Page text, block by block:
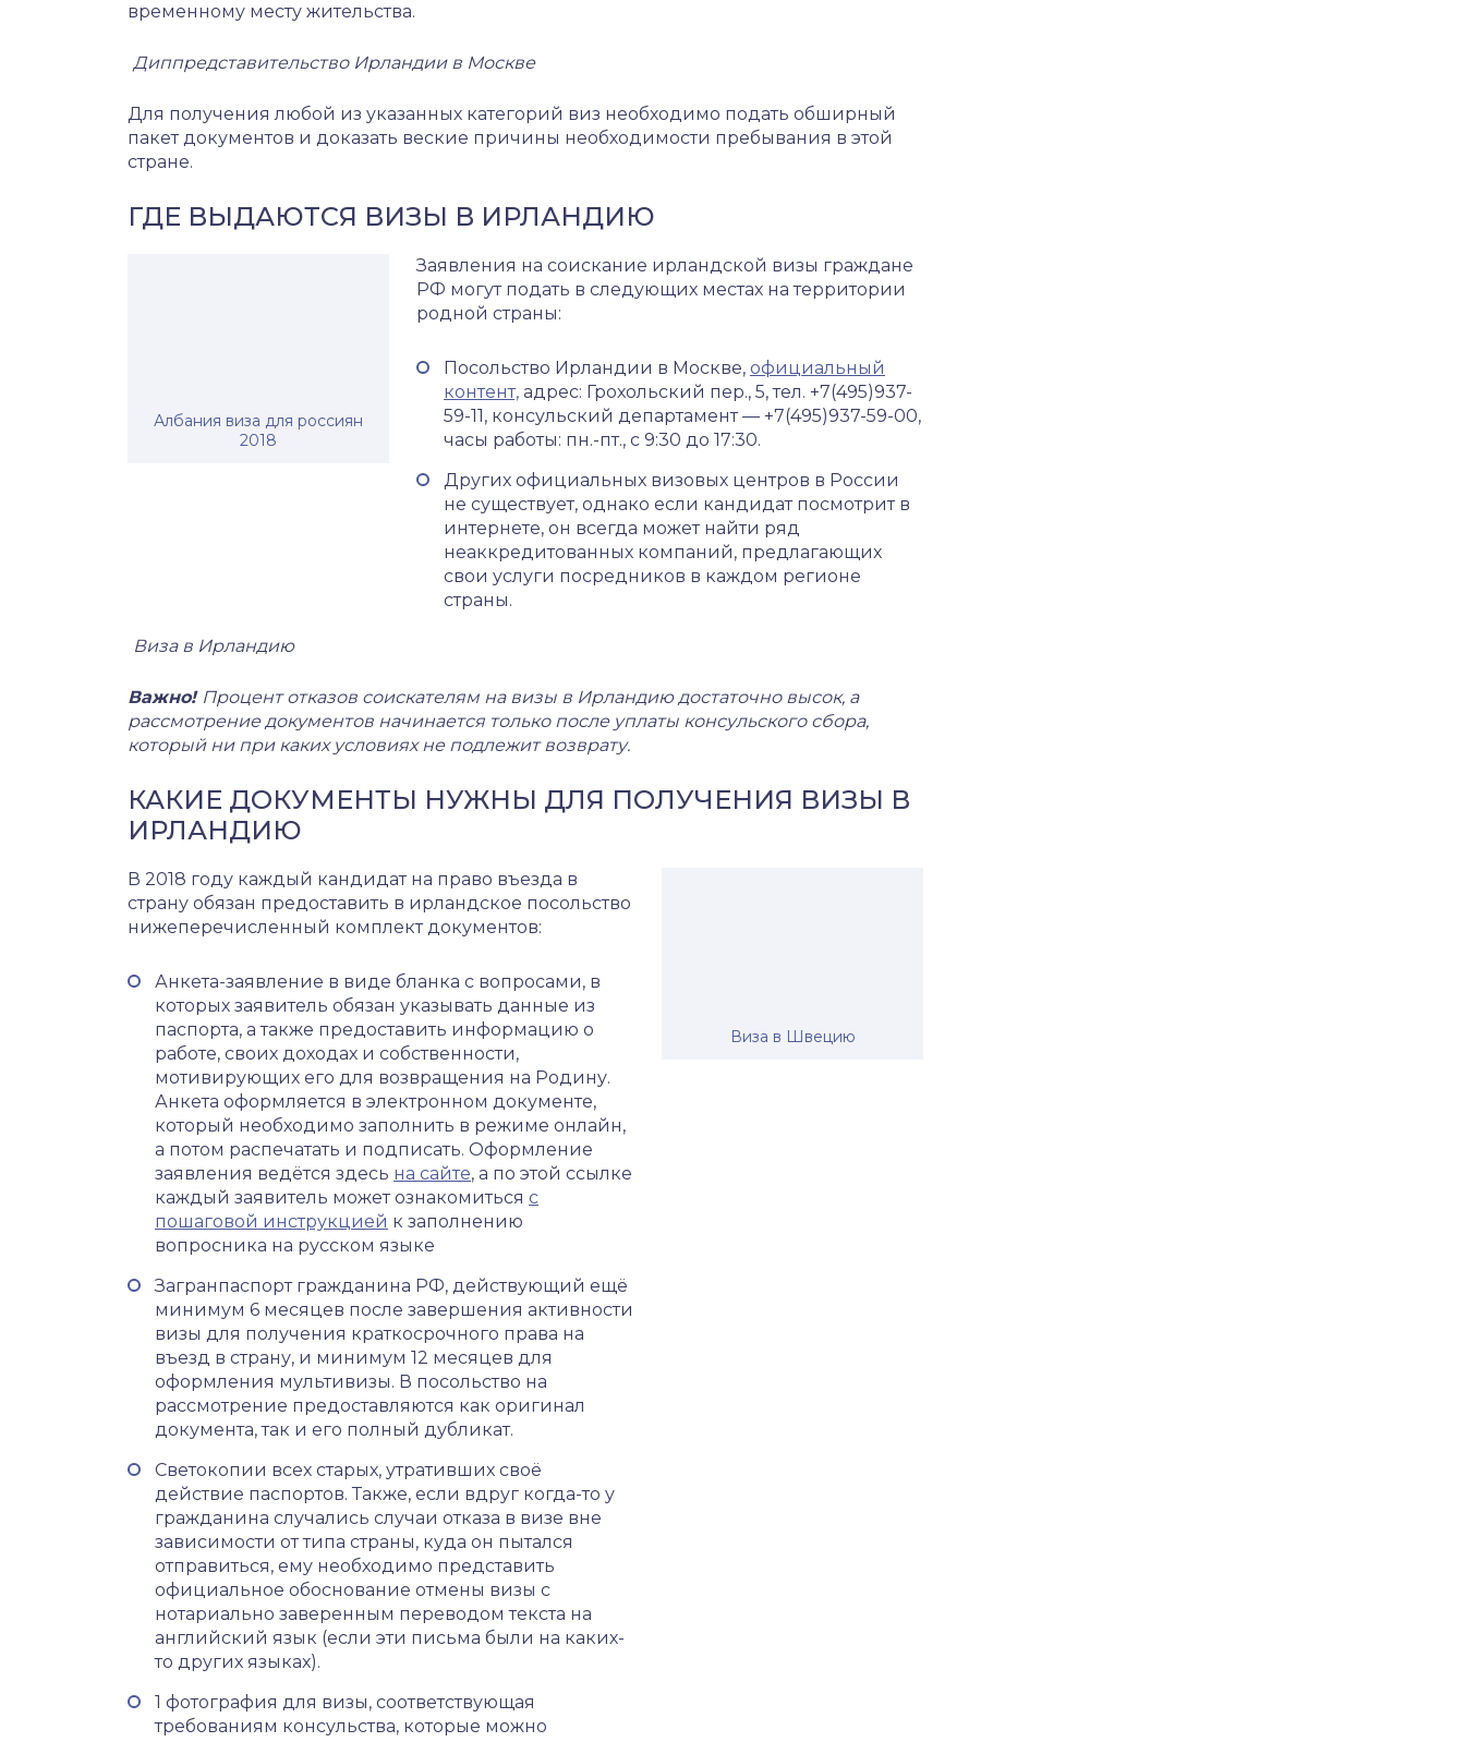
временному месту жительства.
Диппредставительство Ирландии в Москве
Для получения любой из указанных категорий виз необходимо подать обширный
пакет документов и доказать веские причины необходимости пребывания в этой
стране.
ГДЕ ВЫДАЮТСЯ ВИЗЫ В ИРЛАНДИЮ
Албания виза для россиян
2018
Заявления на соискание ирландской визы граждане
РФ могут подать в следующих местах на территории
родной страны:
Посольство Ирландии в Москве, официальный
контент, адрес: Грохольский пер., 5, тел. +7(495)937-
59-11, консульский департамент — +7(495)937-59-00,
часы работы: пн.-пт., с 9:30 до 17:30.
Других официальных визовых центров в России
не существует, однако если кандидат посмотрит в
интернете, он всегда может найти ряд
неаккредитованных компаний, предлагающих
свои услуги посредников в каждом регионе
страны.
Виза в Ирландию
Важно! Процент отказов соискателям на визы в Ирландию достаточно высок, а
рассмотрение документов начинается только после уплаты консульского сбора,
который ни при каких условиях не подлежит возврату.
КАКИЕ ДОКУМЕНТЫ НУЖНЫ ДЛЯ ПОЛУЧЕНИЯ ВИЗЫ В
ИРЛАНДИЮ
Виза в Швецию
В 2018 году каждый кандидат на право въезда в
страну обязан предоставить в ирландское посольство
нижеперечисленный комплект документов:
Анкета-заявление в виде бланка с вопросами, в
которых заявитель обязан указывать данные из
паспорта, а также предоставить информацию о
работе, своих доходах и собственности,
мотивирующих его для возвращения на Родину.
Анкета оформляется в электронном документе,
который необходимо заполнить в режиме онлайн,
а потом распечатать и подписать. Оформление
заявления ведётся здесь на сайте, а по этой ссылке
каждый заявитель может ознакомиться с
пошаговой инструкцией к заполнению
вопросника на русском языке
Загранпаспорт гражданина РФ, действующий ещё
минимум 6 месяцев после завершения активности
визы для получения краткосрочного права на
въезд в страну, и минимум 12 месяцев для
оформления мультивизы. В посольство на
рассмотрение предоставляются как оригинал
документа, так и его полный дубликат.
Светокопии всех старых, утративших своё
действие паспортов. Также, если вдруг когда-то у
гражданина случались случаи отказа в визе вне
зависимости от типа страны, куда он пытался
отправиться, ему необходимо представить
официальное обоснование отмены визы с
нотариально заверенным переводом текста на
английский язык (если эти письма были на каких-
то других языках).
1 фотография для визы, соответствующая
требованиям консульства, которые можно